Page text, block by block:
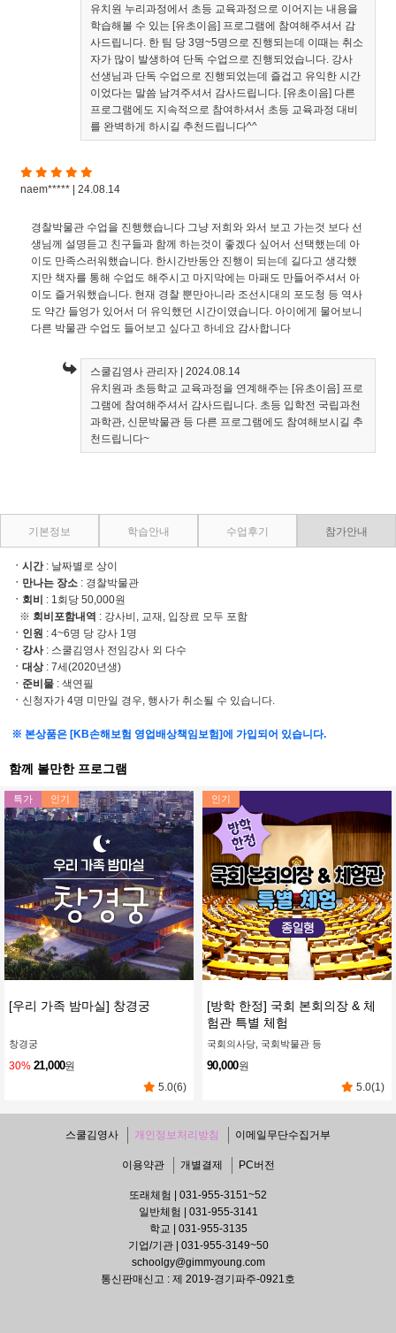
유치원 누리과정에서 초등 교육과정으로 이어지는 내용을
학습해볼 수 있는 [유초이음] 프로그램에 참여해주셔서 감
사드립니다. 한 팀 당 3명~5명으로 진행되는데 이때는 취소
자가 많이 발생하여 단독 수업으로 진행되었습니다. 강사
선생님과 단독 수업으로 진행되었는데 즐겁고 유익한 시간
이었다는 말씀 남겨주셔서 감사드립니다. [유초이음] 다른
프로그램에도 지속적으로 참여하셔서 초등 교육과정 대비
를 완벽하게 하시길 추천드립니다^^
naem***** | 24.08.14
경찰박물관 수업을 진행했습니다 그냥 저희와 와서 보고 가는것 보다 선
생님께 설명듣고 친구들과 함께 하는것이 좋겠다 싶어서 선택했는데 아
이도 만족스러워했습니다. 한시간반동안 진행이 되는데 길다고 생각했
지만 책자를 통해 수업도 해주시고 마지막에는 마패도 만들어주셔서 아
이도 즐거워했습니다. 현재 경찰 뿐만아니라 조선시대의 포도청 등 역사
도 약간 들엉가 있어서 더 유익했던 시간이였습니다. 아이에게 물어보니
다른 박물관 수업도 들어보고 싶다고 하네요 감사합니다
스쿨김영사 관리자| 2024.08.14
유치원과 초등학교 교육과정을 연계해주는 [유초이음] 프로
그램에 참여해주셔서 감사드립니다. 초등 입학전 국립과천
과학관, 신문박물관 등 다른 프로그램에도 참여해보시길 추
천드립니다~
기본정보 학습안내 수업후기 참가안내
ㆍ시간: 날짜별로 상이
ㆍ만나는 장소 : 경찰박물관
ㆍ회비
: 1회당 50,000원
※ 회비포함내역 : 강사비, 교재, 입장료 모두 포함
ㆍ 인원 : 4~6명 당 강사 1명
ㆍ 강사: 스쿨김영사 전임강사 외 다수
ㆍ대상: 7세(2020년생)
ㆍ 준비물 : 색연필
ㆍ신청자가 4명 미만일 경우, 행사가 취소될 수 있습니다.
※ 본상품은 [KB손해보험 영업배상책임보험]에 가입되어 있습니다.
함께 볼만한 프로그램
특가 인기
[우리 가족 밤마실] 창경궁
창경궁
30% 21,000원
5.0(6)
인기
[방학 한정] 국회 본회의장 & 체
험관 특별 체험
국회의사당, 국회박물관 등
90,000원
5.0(1)
스쿨김영사 개인정보처리방침 이메일무단수집거부
이용약관 개별결제 PC버전
또래체험 | 031-955-3151~52
일반체험 | 031-955-3141
학교 | 031-955-3135
기업/기관 | 031-955-3149~50
schoolgy@gimmyoung.com
통신판매신고 : 제 2019-경기파주-0921호